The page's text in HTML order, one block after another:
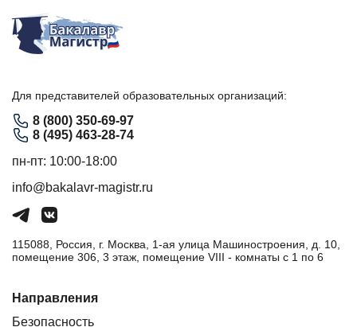
Для представителей образовательных организаций:
8 (800) 350-69-97
8 (495) 463-28-74
пн-пт: 10:00-18:00
info@bakalavr-magistr.ru
115088, Россия, г. Москва, 1-ая улица Машиностроения, д. 10,
помещение 306, 3 этаж, помещение VIII - комнаты с 1 по 6
Направления
Безопасность